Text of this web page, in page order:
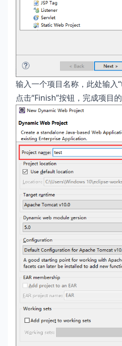
输入一个项目名称，此处输入
点击“Finish”按钮，完成项目的